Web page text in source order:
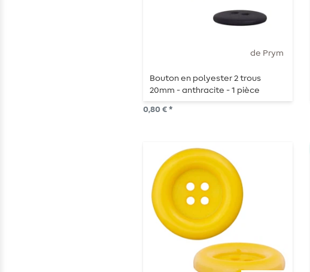
de Prym
Bouton en polyester 2 trous
20mm - anthracite - 1 pièce
0,80 € *